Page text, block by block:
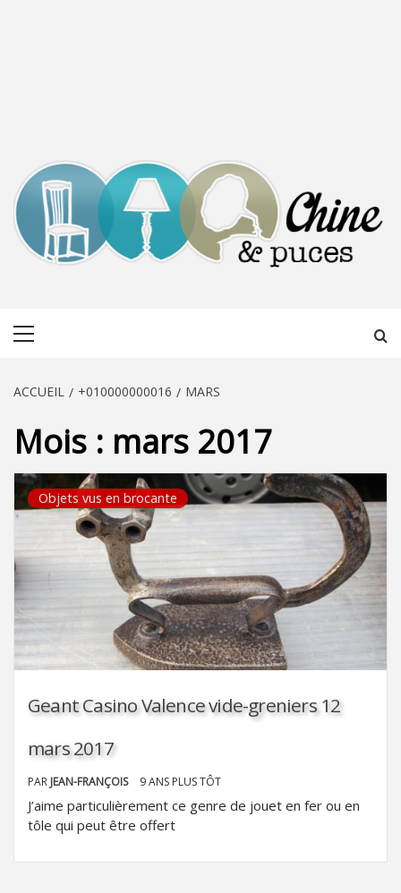
ACCUEIL +010000000016 MARS
Mois : mars 2017
Objets vus en brocante
Geant Casino Valence vide-greniers 12
mars 2017
PAR JEAN-FRANÇOIS 9 ANS PLUS TÔT
J’aime particulièrement ce genre de jouet en fer ou en
tôle qui peut être offert